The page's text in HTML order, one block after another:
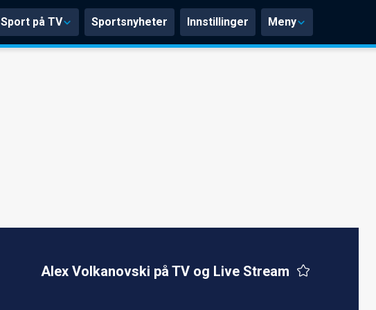
Sport på TV Sportsnyheter Innstillinger Meny
Alex Volkanovski på TV og Live Stream